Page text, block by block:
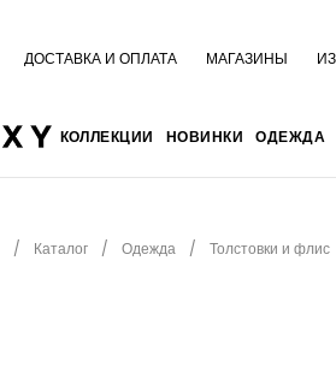
ДОСТАВКА И ОПЛАТА МАГАЗИНЫ
КОЛЛЕКЦИИ НОВИНКИ ОДЕЖДА
Каталог Одежда Толстовки и флис